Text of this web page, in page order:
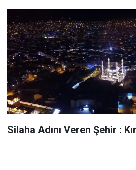
Silaha Adını Veren Şehir :